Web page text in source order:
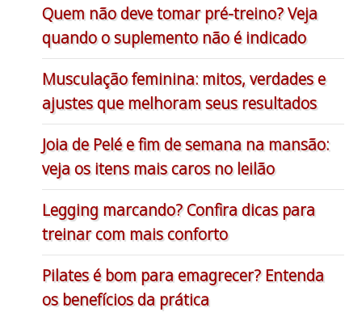
Quem não deve tomar pré-treino? Veja
quando o suplemento não é indicado
Musculação feminina: mitos, verdades e
ajustes que melhoram seus resultados
Joia de Pelé e fim de semana na mansão:
veja os itens mais caros no leilão
Legging marcando? Confira dicas para
treinar com mais conforto
Pilates é bom para emagrecer? Entenda
os benefícios da prática